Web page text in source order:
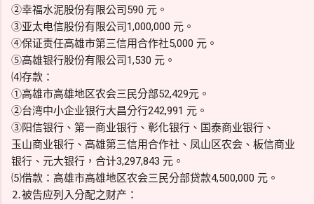
②幸福水泥股份有限公司590 元。
③亚太电信股份有限公司1,000,000 元。
④保证责任高雄市第三信用合作社5,000 元。
⑤高雄银行股份有限公司1,530 元。
⑷存款：
①高雄市高雄地区农会三民分部52,429元。
②台湾中小企业银行大昌分行242,991 元。
③阳信银行、第一商业银行、彰化银行、国泰商业银行、
玉山商业银行、高雄第三信用合作社、凤山区农会、板信商业
银行、元大银行，合计3,297,843 元。
⑸借款：高雄市高雄地区农会三民分部贷款4,500,000 元。
⒉被告应列入分配之财产：